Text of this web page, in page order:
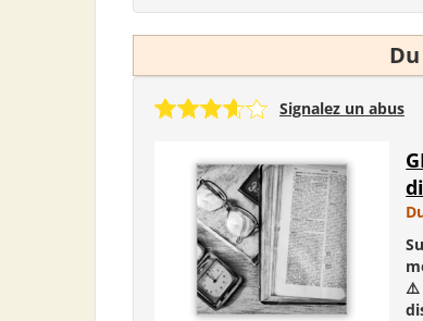
Signalez un abus
⚠️